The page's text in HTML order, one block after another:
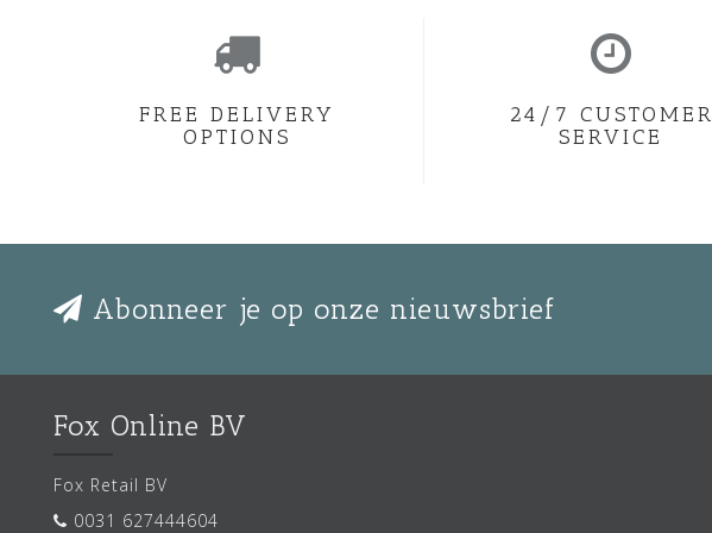
FREE DELIVERY
OPTIONS
24/7 CUSTOMER
SERVICE
Abonneer je op onze nieuwsbrief
Fox Online BV
Fox Retail BV
0031 627444604